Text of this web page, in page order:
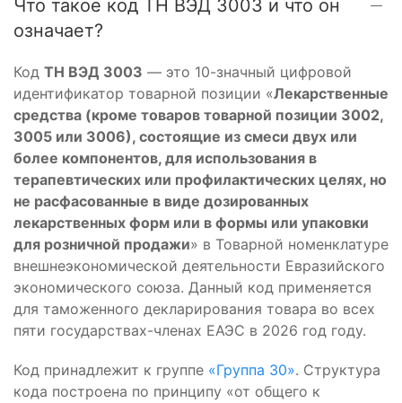
Что такое код ТН ВЭД 3003 и что он
означает?
Код ТН ВЭД 3003 — это 10-значный цифровой
идентификатор товарной позиции «Лекарственные
средства (кроме товаров товарной позиции 3002,
3005 или 3006), состоящие из смеси двух или
более компонентов, для использования в
терапевтических или профилактических целях, но
не расфасованные в виде дозированных
лекарственных форм или в формы или упаковки
для розничной продажи» в Товарной номенклатуре
внешнеэкономической деятельности Евразийского
экономического союза. Данный код применяется
для таможенного декларирования товара во всех
пяти государствах-членах ЕАЭС в 2026 год году.
Код принадлежит к группе «Группа 30». Структура
кода построена по принципу «от общего к